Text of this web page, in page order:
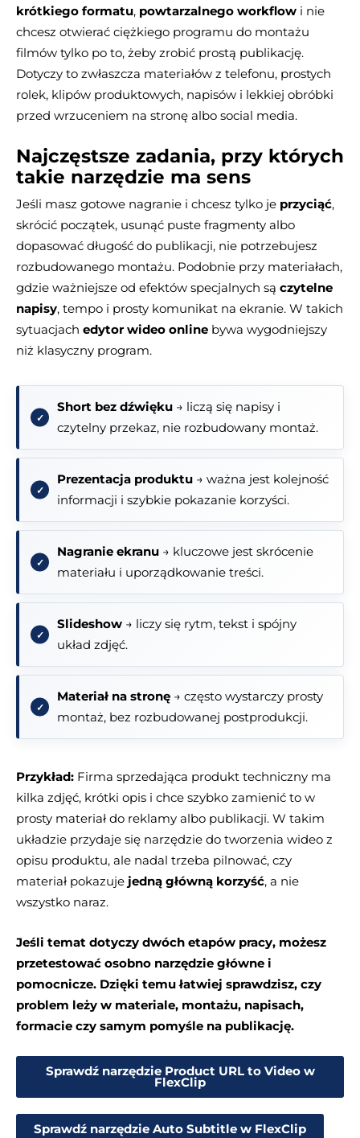
krótkiego formatu, powtarzalnego workflow i nie
chcesz otwierać ciężkiego programu do montażu
filmów tylko po to, żeby zrobić prostą publikację.
Dotyczy to zwłaszcza materiałów z telefonu, prostych
rolek, klipów produktowych, napisów i lekkiej obróbki
przed wrzuceniem na stronę albo social media.
Najczęstsze zadania, przy których
takie narzędzie ma sens
Jeśli masz gotowe nagranie i chcesz tylko je przyciąć,
skrócić początek, usunąć puste fragmenty albo
dopasować długość do publikacji, nie potrzebujesz
rozbudowanego montażu. Podobnie przy materiałach,
gdzie ważniejsze od efektów specjalnych są czytelne
napisy, tempo i prosty komunikat na ekranie. W takich
sytuacjach edytor wideo online bywa wygodniejszy
niż klasyczny program.
Short bez dźwięku → liczą się napisy i
czytelny przekaz, nie rozbudowany montaż.
Prezentacja produktu → ważna jest kolejność
informacji i szybkie pokazanie korzyści.
Nagranie ekranu → kluczowe jest skrócenie
materiału i uporządkowanie treści.
Slideshow → liczy się rytm, tekst i spójny
układ zdjęć.
Materiał na stronę → często wystarczy prosty
montaż, bez rozbudowanej postprodukcji.
Przykład: Firma sprzedająca produkt techniczny ma
kilka zdjęć, krótki opis i chce szybko zamienić to w
prosty materiał do reklamy albo publikacji. W takim
układzie przydaje się narzędzie do tworzenia wideo z
opisu produktu, ale nadal trzeba pilnować, czy
materiał pokazuje jedną główną korzyść, a nie
wszystko naraz.
Jeśli temat dotyczy dwóch etapów pracy, możesz
przetestować osobno narzędzie główne i
pomocnicze. Dzięki temu łatwiej sprawdzisz, czy
problem leży w materiale, montażu, napisach,
formacie czy samym pomyśle na publikację.
Sprawdź narzędzie Product URL to Video w
FlexClip
Sprawdź narzędzie Auto Subtitle w FlexClip